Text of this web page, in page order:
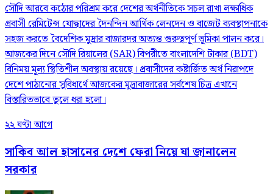
সৌদি আরবে কঠোর পরিশ্রম করে দেশের অর্থনীতিকে সচল রাখা লক্ষাধিক
প্রবাসী রেমিটেন্স যোদ্ধাদের দৈনন্দিন আর্থিক লেনদেন ও বাজেট ব্যবস্থাপনাকে
সহজ করতে বৈদেশিক মুদ্রার বাজারদর অত্যন্ত গুরুত্বপূর্ণ ভূমিকা পালন করে।
আজকের দিনে সৌদি রিয়ালের (SAR) বিপরীতে বাংলাদেশি টাকার (BDT)
বিনিময় মূল্য স্থিতিশীল অবস্থায় রয়েছে। প্রবাসীদের কষ্টার্জিত অর্থ নিরাপদে
দেশে পাঠানোর সুবিধার্থে আজকের মুদ্রাবাজারের সর্বশেষ চিত্র এখানে
বিস্তারিতভাবে তুলে ধরা হলো।
২২ ঘণ্টা আগে
সাকিব আল হাসানের দেশে ফেরা নিয়ে যা জানালেন
সরকার